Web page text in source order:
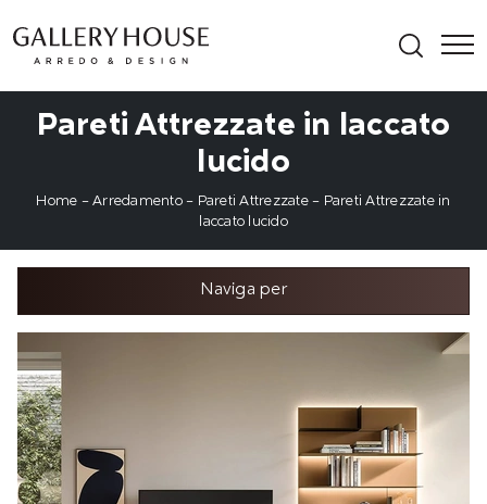
Pareti Attrezzate in laccato
lucido
Home -Arredamento- Pareti Attrezzate- Pareti Attrezzate in
laccato lucido
Naviga per